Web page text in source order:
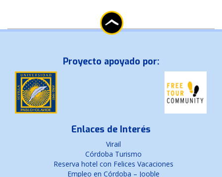
Proyecto apoyado por:
Enlaces de Interés
Virail
Córdoba Turismo
Reserva hotel con Felices Vacaciones
Empleo en Córdoba – Jooble